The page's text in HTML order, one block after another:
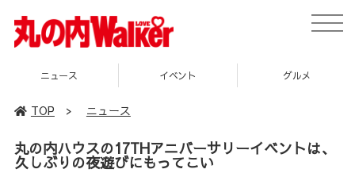
toggle
イベント グルメ スポット
TOP > ニュース
丸の内ハウスの17THアニバーサリーイベントは、
久しぶりの夜遊びにもってこい